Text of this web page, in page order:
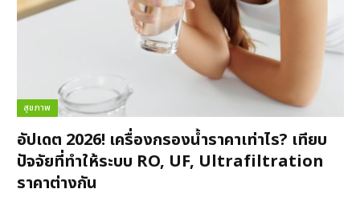
สุขภาพ
อัปเดต 2026! เครื่องกรองน้ำราคาเท่าไร? เทียบ
ปัจจัยที่ทำให้ระบบ RO, UF, Ultrafiltration
ราคาต่างกัน